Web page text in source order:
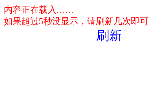
内容正在载入……
如果超过5秒没显示，请刷新几次即可
刷新